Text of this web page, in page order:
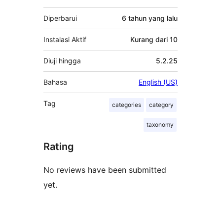
Diperbarui 6 tahun yang lalu
Instalasi Aktif Kurang dari 10
Diuji hingga 5.2.25
Bahasa English (US)
Tag categories category
taxonomy
Rating
No reviews have been submitted
yet.